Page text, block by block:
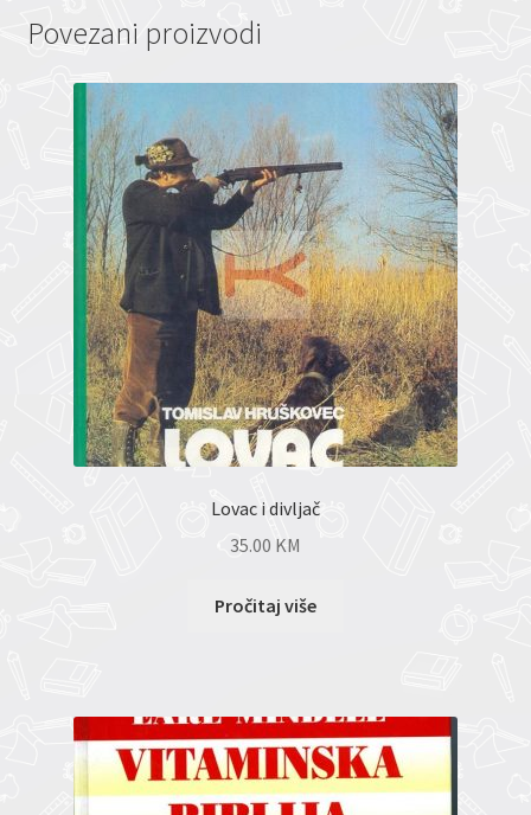
Povezani proizvodi
Lovac i divljač
35.00 KM
Pročitaj više